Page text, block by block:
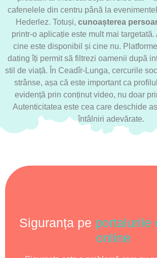
cafenelele din centru până la
Hederlez. Totuși, cunoașterea
printr-o aplicație este mult mai
cine este disponibil și cine nu.
dating îți permit să filtrezi oamenii după
stil de viață. În Ceadîr-Lunga, cercurile
strânse, așa că este important ca
evidență prin conținut video, nu doar
Autenticitatea este cea care deschide
întâlniri adevărate.
Siguranța pe portalurile
online